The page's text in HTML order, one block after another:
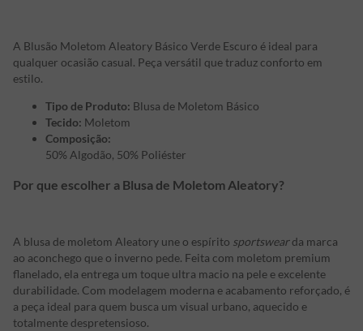
A Blusão Moletom Aleatory Básico Verde Escuro é ideal para
qualquer ocasião casual. Peça versátil que traduz conforto em
estilo.
Tipo de Produto: Blusa de Moletom Básico
Tecido: Moletom
Composição:
50% Algodão, 50% Poliéster
Por que escolher a Blusa de Moletom Aleatory?
A blusa de moletom Aleatory une o espírito sportswearda marca
ao aconchego que o inverno pede. Feita com moletom premium
flanelado, ela entrega um toque ultra macio na pele e excelente
durabilidade. Com modelagem moderna e acabamento reforçado, é
a peça ideal para quem busca um visual urbano, aquecido e
totalmente despretensioso.